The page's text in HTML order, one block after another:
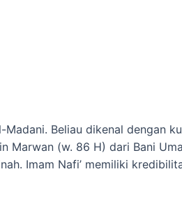
Madani. Beliau dikenal dengan
Marwan (w. 86 H) dari Bani
Imam Nafi’ memiliki